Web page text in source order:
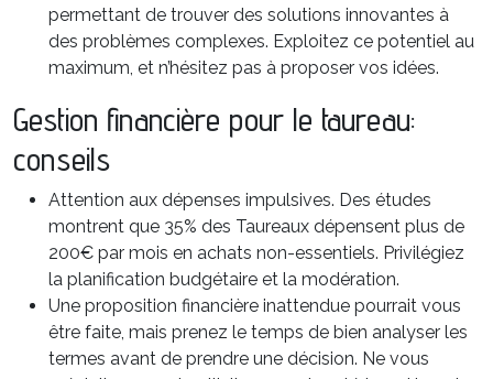
permettant de trouver des solutions innovantes à
des problèmes complexes. Exploitez ce potentiel au
maximum, et n’hésitez pas à proposer vos idées.
Gestion financière pour le taureau:
conseils
Attention aux dépenses impulsives. Des études
montrent que 35% des Taureaux dépensent plus de
200€ par mois en achats non-essentiels. Privilégiez
la planification budgétaire et la modération.
Une proposition financière inattendue pourrait vous
être faite, mais prenez le temps de bien analyser les
termes avant de prendre une décision. Ne vous